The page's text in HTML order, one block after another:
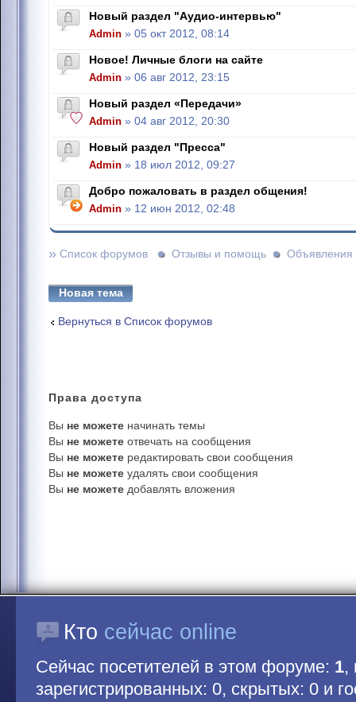
Новый раздел "Аудио-интервью"
Admin » 05 окт 2012, 08:14
Новое! Личные блоги на сайте
Admin » 06 авг 2012, 23:15
Новый раздел «Передачи»
Admin » 04 авг 2012, 20:30
Новый раздел "Пресса"
Admin » 18 июл 2012, 09:27
Добро пожаловать в раздел общения!
Admin » 12 июн 2012, 02:48
» Список форумов Отзывы и помощь Объявления
Новая тема
Вернуться в Список форумов
Права доступа
Вы не можете начинать темы
Вы не можете отвечать на сообщения
Вы не можете редактировать свои сообщения
Вы не можете удалять свои сообщения
Вы не можете добавлять вложения
Кто сейчас online
Сейчас посетителей в этом форуме: 1,
зарегистрированных: 0, скрытых: 0 и